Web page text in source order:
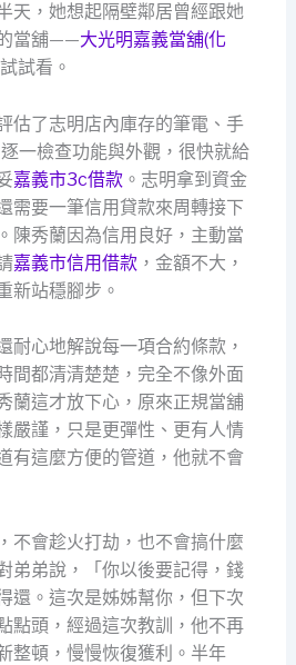
天，她想起隔壁鄰居曾經跟她
當舖——大光明嘉義當舖(化
試看。
估了志明店內庫存的筆電、手
一檢查功能與外觀，很快就給
嘉義市3c借款。志明拿到資金
需要一筆信用貸款來周轉接下
陳秀蘭因為信用良好，主動當
嘉義市信用借款，金額不大，
新站穩腳步。
耐心地解說每一項合約條款，
間都清清楚楚，完全不像外面
蘭這才放下心，原來正規當舖
嚴謹，只是更彈性、更有人情
有這麼方便的管道，他就不會
不會趁火打劫，也不會搞什麼
弟弟說，「你以後要記得，錢
還。這次是姊姊幫你，但下次
點頭，經過這次教訓，他不再
整頓，慢慢恢復獲利。半年